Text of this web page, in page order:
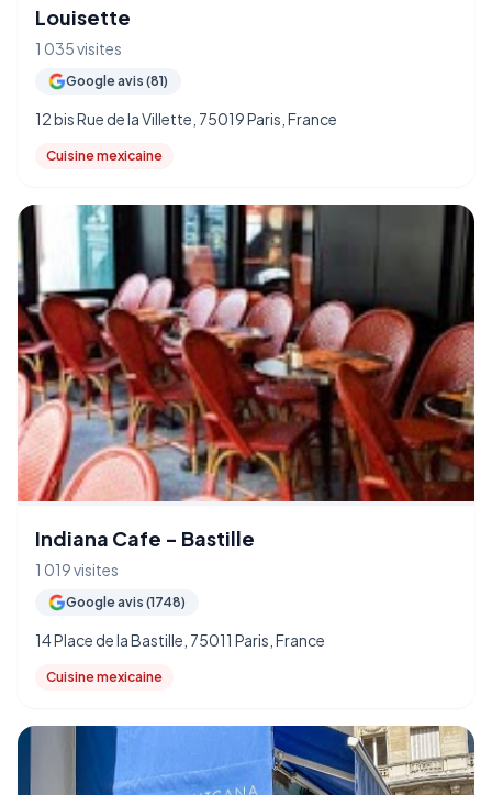
Louisette
1 035 visites
Google avis (81)
12 bis Rue de la Villette, 75019 Paris, France
Cuisine mexicaine
Indiana Cafe - Bastille
1 019 visites
Google avis (1748)
14 Place de la Bastille, 75011 Paris, France
Cuisine mexicaine